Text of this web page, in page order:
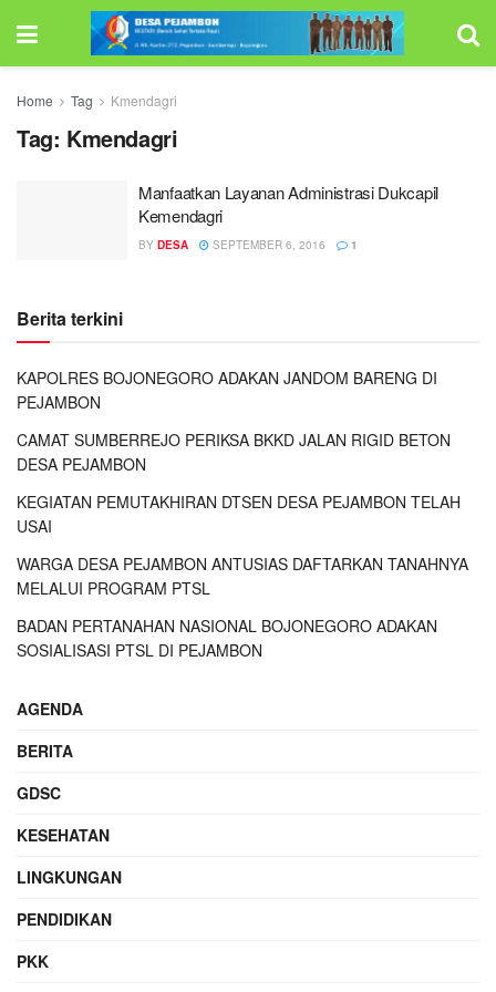
Home Tag Kmendagri
Tag: Kmendagri
Manfaatkan Layanan Administrasi Dukcapil
Kemendagri
BY DESA SEPTEMBER 6, 2016 1
Berita terkini
KAPOLRES BOJONEGORO ADAKAN JANDOM BARENG DI
PEJAMBON
CAMAT SUMBERREJO PERIKSA BKKD JALAN RIGID BETON
DESA PEJAMBON
KEGIATAN PEMUTAKHIRAN DTSEN DESA PEJAMBON TELAH
USAI
WARGA DESA PEJAMBON ANTUSIAS DAFTARKAN TANAHNYA
MELALUI PROGRAM PTSL
BADAN PERTANAHAN NASIONAL BOJONEGORO ADAKAN
SOSIALISASI PTSL DI PEJAMBON
AGENDA
BERITA
GDSC
KESEHATAN
LINGKUNGAN
PENDIDIKAN
PKK